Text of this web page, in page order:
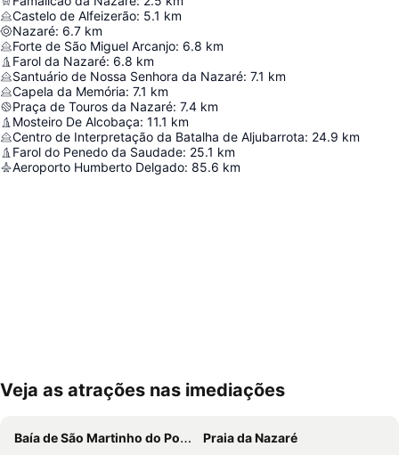
Castelo de Alfeizerão: 5.1 km
Nazaré: 6.7 km
Forte de São Miguel Arcanjo: 6.8 km
Farol da Nazaré: 6.8 km
Santuário de Nossa Senhora da Nazaré: 7.1 km
Capela da Memória: 7.1 km
Praça de Touros da Nazaré: 7.4 km
Mosteiro De Alcobaça: 11.1 km
Centro de Interpretação da Batalha de Aljubarrota: 24.9 km
Farol do Penedo da Saudade: 25.1 km
Aeroporto Humberto Delgado: 85.6 km
Ampliar mapa
Veja as atrações nas imediações
Baía de São Martinho do Porto
Praia da Nazaré